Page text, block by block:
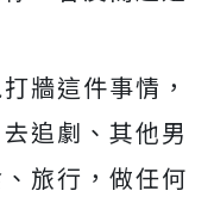
牆這件事情，
追劇、其他男
旅行，做任何